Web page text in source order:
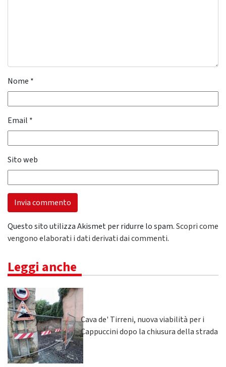
Nome *
Email *
Sito web
Questo sito utilizza Akismet per ridurre lo spam.Scopri come
vengono elaborati i dati derivati dai commenti.
Leggi anche
Cava de' Tirreni, nuova viabilità per i
Cappuccini dopo la chiusura della strada